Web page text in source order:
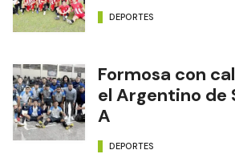
DEPORTES
Formosa con
el Argentino de
A
DEPORTES